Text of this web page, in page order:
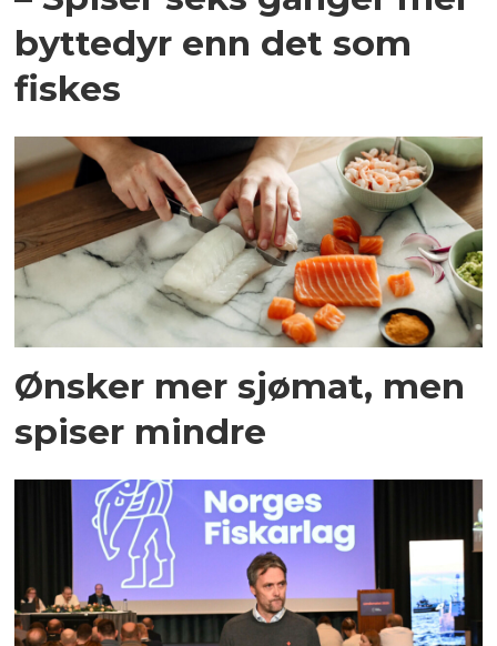
byttedyr enn det som
fiskes
Ønsker mer sjømat, men
spiser mindre